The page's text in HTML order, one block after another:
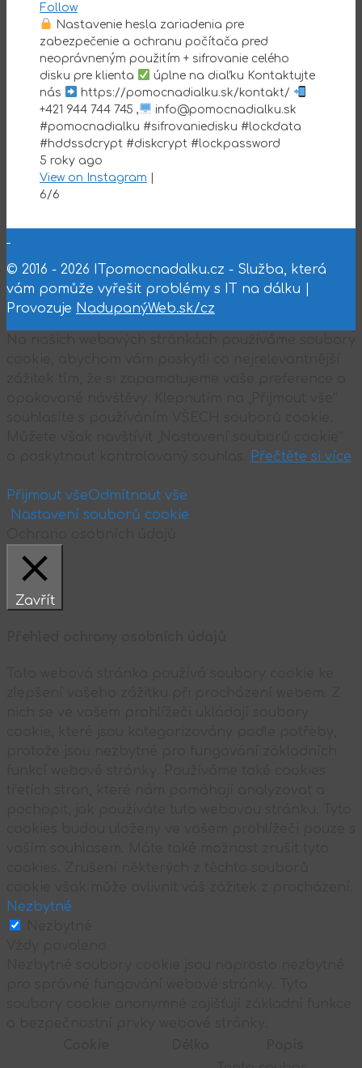
Follow
Nastavenie hesla zariadenia pre
zabezpečenie a ochranu počítača pred
neoprávneným použitím + sifrovanie celého
disku pre klienta
úplne na diaľku Kontaktujte
nás
https://pomocnadialku.sk/kontakt/
+421 944 744 745 ,
info@pomocnadialku.sk
#pomocnadialku #sifrovaniedisku #lockdata
#hddssdcrypt #diskcrypt #lockpassword
5 roky ago
View on Instagram |
6/6
© 2016 - 2026 ITpomocnadalku.cz - Služba, která
vám pomůže vyřešit problémy s IT na dálku |
Provozuje NadupanýWeb.sk/cz
Přečtěte si více
Přijmout všeOdmítnout vše
Nastavení souborů cookie
Zavřít
Nezbytné